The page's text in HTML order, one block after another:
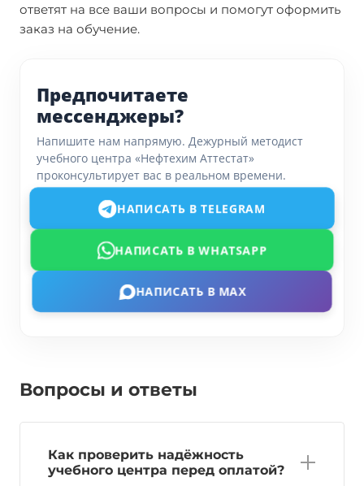
ответят на все ваши вопросы и помогут оформить
заказ на обучение.
Предпочитаете
мессенджеры?
Напишите нам напрямую. Дежурный методист
учебного центра «Нефтехим Аттестат»
проконсультирует вас в реальном времени.
НАПИСАТЬ В TELEGRAM
НАПИСАТЬ В WHATSAPP
НАПИСАТЬ В MAX
Вопросы и ответы
Как проверить надёжность
учебного центра перед оплатой?